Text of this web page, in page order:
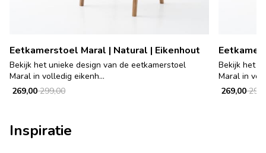
Eetkamerstoel Maral | Natural | Eikenhout
Bekijk het unieke design van de eetkamerstoel
Maral in volledig eikenh...
299,00
269,00
Bekijk het
Maral in
269,00
Inspiratie